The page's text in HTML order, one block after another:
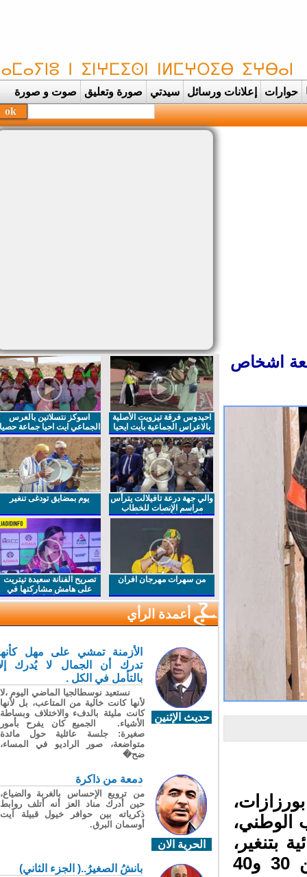
حوارات إعلانات ورسائل سيدتي صورة وتعليق صوت و صورة
اشخاص
الوطني،
من توقيف أربعة أشخاص، تتراوح أعمارهم بين 30 و40
احيدوس فرقة تيزويت الأصلية
بالاعراس الجماعية بأيت ايحيا
اسوكز نتسلاتين بالعرس
الجماعي ايت احيا جماعة حصيا
والي جهة درعة تافيلالت يترأس
مراسم الإنصات للخطاب
الملكي السامي بمناسبة
يوم بمضايق تودغى تنغير
من سهرات مهرجان افران
تصريح الفنانة سعيدة تيتريت
على هامش مشاركتها في
مهرجان افران
أعمدة الرأي
حديث الإثنين
الأزمنة تمشي على مهل كأنها
تدرك أن الجمال لا يُدرك إلا
بالتأمل في الكل .
نستعيد نوسطالجيا الماضي اليوم ،لا
لأنها كانت خالية من المتاعب، بل لأنها
كانت مليئة بالدفء والاختلاف وبساطة
الأشياء. الجميع كان يفرح بأمور
صغيرة: جلسة عائلية حول مائدة
متواضعة، صور الراديو في المساء،
ضح�
الحرية الان
دمعة من ذاكرة
من ترويع الإحساس بالغربة والضياع،
حين أدرك مناد العز أنه أتلف روابط
ذكرياته بين حوافر خيول قبيلة آيت
أوسمان البرق.
بانشُ الصغيرُ..( الجزء الثاني)